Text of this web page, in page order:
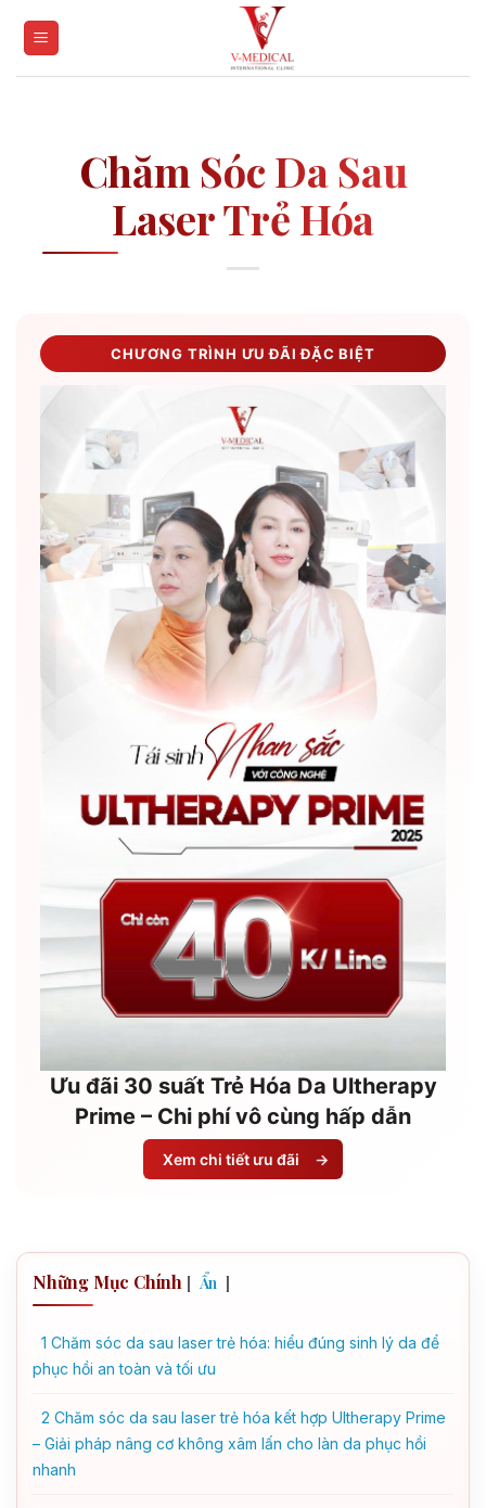
Chăm Sóc Da Sau
Laser Trẻ Hóa
CHƯƠNG TRÌNH ƯU ĐÃI ĐẶC BIỆT
Ưu đãi 30 suất Trẻ Hóa Da Ultherapy
Prime – Chi phí vô cùng hấp dẫn
Xem chi tiết ưu đãi →
Những Mục Chính [ Ẩn ]
1 Chăm sóc da sau laser trẻ hóa: hiểu đúng sinh lý da để
phục hồi an toàn và tối ưu
2 Chăm sóc da sau laser trẻ hóa kết hợp Ultherapy Prime
– Giải pháp nâng cơ không xâm lấn cho làn da phục hồi
nhanh